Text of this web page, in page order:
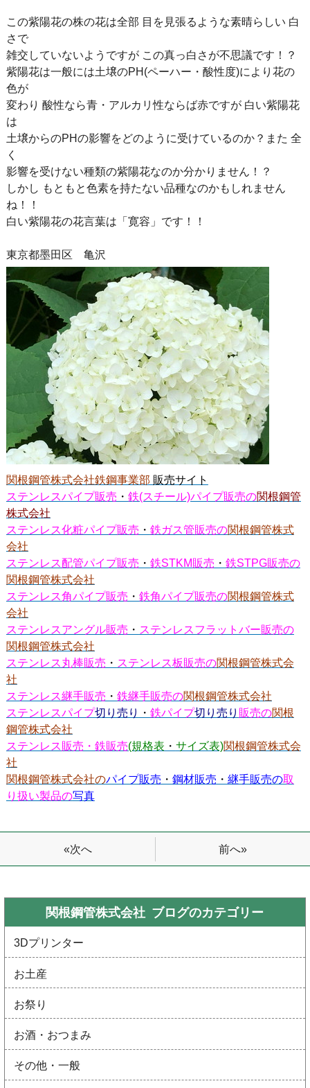
この紫陽花の株の花は全部 目を見張るような素晴らしい 白
さで
雑交していないようですが この真っ白さが不思議です！？
紫陽花は一般には土壌のPH(ペーハー・酸性度)により花の
色が
変わり 酸性なら青・アルカリ性ならば赤ですが 白い紫陽花
は
土壌からのPHの影響をどのように受けているのか？また 全
く
影響を受けない種類の紫陽花なのか分かりません！？
しかし もともと色素を持たない品種なのかもしれません
ね！！
白い紫陽花の花言葉は「寛容」です！！
東京都墨田区 亀沢
関根鋼管株式会社鉄鋼事業部 販売サイト
ステンレスパイプ販売 ・ 鉄(スチール)パイプ販売の関根鋼管
株式会社
ステンレス化粧パイプ販売 ・ 鉄ガス管販売の関根鋼管株式
会社
ステンレス配管パイプ販売 ・ 鉄STKM販売 ・ 鉄STPG販売の
関根鋼管株式会社
ステンレス角パイプ販売 ・ 鉄角パイプ販売の関根鋼管株式
会社
ステンレスアングル販売 ・ ステンレスフラットバー販売の
関根鋼管株式会社
ステンレス丸棒販売 ・ ステンレス板販売の関根鋼管株式会
社
ステンレス継手販売 ・ 鉄継手販売の関根鋼管株式会社
ステンレスパイプ切り売り ・ 鉄パイプ切り売り 販売の関根
鋼管株式会社
ステンレス販売・鉄販売(規格表 ・ サイズ表)関根鋼管株式会
社
関根鋼管株式会社のパイプ販売 ・ 鋼材販売 ・ 継手販売の取
り扱い製品の写真
«次へ 前へ»
関根鋼管株式会社 ブログのカテゴリー
3Dプリンター
お土産
お祭り
お酒・おつまみ
その他・一般